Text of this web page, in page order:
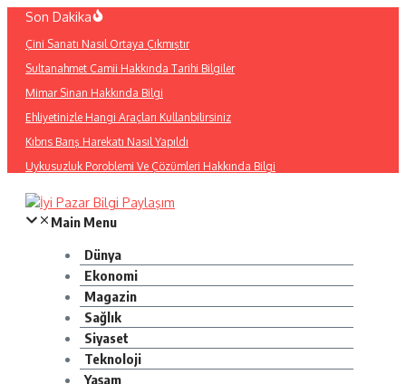
İçeriğe
Son Dakika
Çini Sanatı Nasıl Ortaya Çıkmıştır
Sultanahmet Camii Hakkında Tarihi Bilgiler
Mimar Sinan Hakkında Bilgi
Ehliyetinizle Hangi Araçları Kullanbilirsiniz
Kıbrıs Barış Harekatı Nasıl Yapıldı
Uykusuzluk Poroblemi Ve Çözümleri Hakkında Bilgi
Main Menu
Dünya
Ekonomi
Magazin
Sağlık
Siyaset
Teknoloji
Yaşam